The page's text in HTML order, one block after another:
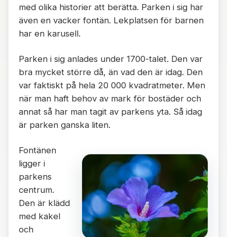
med olika historier att berätta. Parken i sig har
även en vacker fontän. Lekplatsen för barnen
har en karusell.
Parken i sig anlades under 1700-talet. Den var
bra mycket större då, än vad den är idag. Den
var faktiskt på hela 20 000 kvadratmeter. Men
när man haft behov av mark för bostäder och
annat så har man tagit av parkens yta. Så idag
är parken ganska liten.
Fontänen
ligger i
parkens
centrum.
Den är klädd
med kakel
och